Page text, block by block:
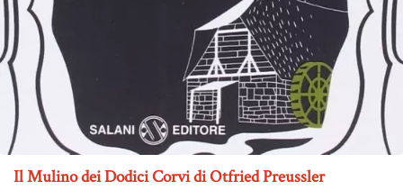
Il Mulino dei Dodici Corvi di Otfried Preussler